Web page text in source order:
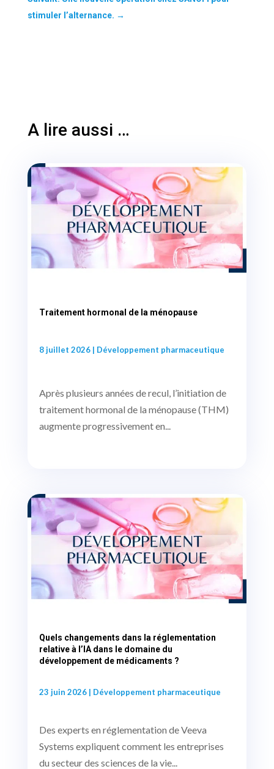
stimuler l’alternance. →
A lire aussi …
Traitement hormonal de la ménopause
8 juillet 2026| Développement pharmaceutique
Après plusieurs années de recul, l’initiation de
traitement hormonal de la ménopause (THM)
augmente progressivement en...
Quels changements dans la réglementation
relative à l’IA dans le domaine du
développement de médicaments ?
23 juin 2026| Développement pharmaceutique
Des experts en réglementation de Veeva
Systems expliquent comment les entreprises
du secteur des sciences de la vie...